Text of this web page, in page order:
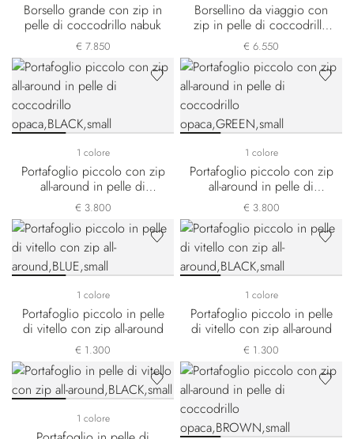
Borsello grande con zip in
pelle di coccodrillo nabuk
€ 7.850
Borsellino da viaggio con
zip in pelle di coccodrillo
nabuk
€ 6.550
1 colore
Portafoglio piccolo con zip
all-around in pelle di
coccodrillo opaca
€ 3.800
1 colore
Portafoglio piccolo con zip
all-around in pelle di
coccodrillo opaca
€ 3.800
1 colore
Portafoglio piccolo in pelle
di vitello con zip all-around
€ 1.300
1 colore
Portafoglio piccolo in pelle
di vitello con zip all-around
€ 1.300
1 colore